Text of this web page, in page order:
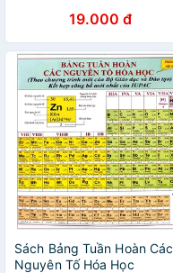
19.000 đ
Sách Bảng Tuần Hoàn Các
Nguyên Tố Hóa Học